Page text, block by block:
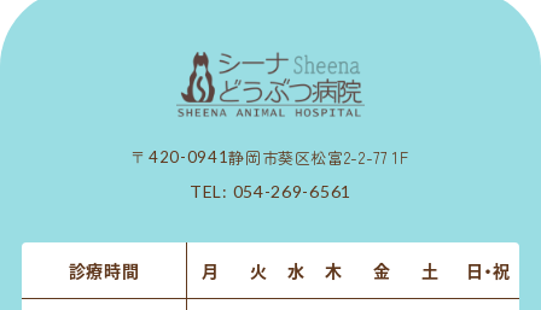
〒420-0941静岡市葵区松富2-2-77 1F
TEL: 054-269-6561
診療時間 月 火 水 木 金 土 日・祝